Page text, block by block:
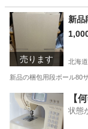
北海道 函館市
売ります
新品
北海
新品の梱包用段ボール80
北海道 函館市 【
状態